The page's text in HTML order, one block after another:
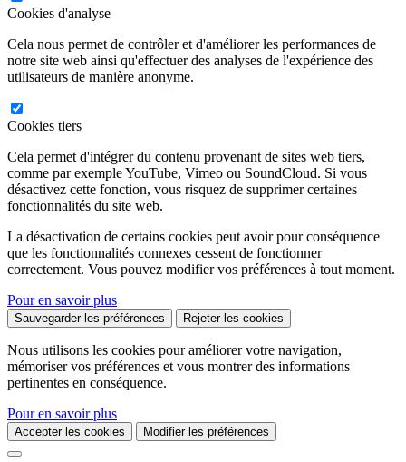
Cookies d'analyse
Cela nous permet de contrôler et d'améliorer les performances de
notre site web ainsi qu'effectuer des analyses de l'expérience des
utilisateurs de manière anonyme.
Cookies tiers
Cela permet d'intégrer du contenu provenant de sites web tiers,
comme par exemple YouTube, Vimeo ou SoundCloud. Si vous
désactivez cette fonction, vous risquez de supprimer certaines
fonctionnalités du site web.
La désactivation de certains cookies peut avoir pour conséquence
que les fonctionnalités connexes cessent de fonctionner
correctement. Vous pouvez modifier vos préférences à tout moment.
Pour en savoir plus
Sauvegarder les préférences Rejeter les cookies
Nous utilisons les cookies pour améliorer votre navigation,
mémoriser vos préférences et vous montrer des informations
pertinentes en conséquence.
Pour en savoir plus
Accepter les cookies Modifier les préférences